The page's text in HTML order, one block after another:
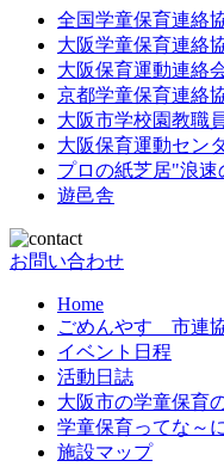
全国学童保育連絡
大阪学童保育連絡
大阪保育運動連絡
京都学童保育連絡
大阪市学校園教職
大阪保育運動セン
プロの紙芝居"浪速
遊邑舎
お問い合わせ
Home
ごめんやす 市連
イベント日程
活動日誌
大阪市の学童保育
学童保育ってな～
施設マップ